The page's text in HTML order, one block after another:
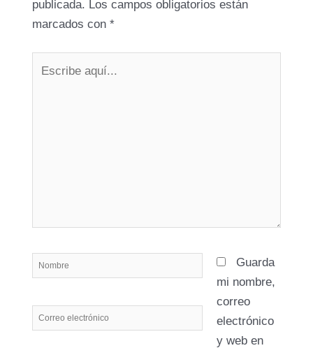
publicada. Los campos obligatorios están
marcados con *
Nombre
Correo
electrónico
Guarda
mi nombre,
correo
electrónico
y web en